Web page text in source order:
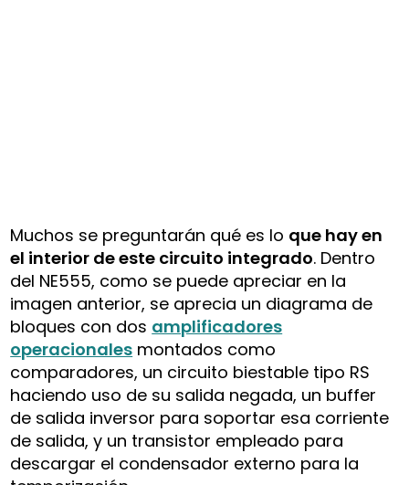
Muchos se preguntarán qué es lo que hay en
el interior de este circuito integrado. Dentro
del NE555, como se puede apreciar en la
imagen anterior, se aprecia un diagrama de
bloques con dos amplificadores
operacionales montados como
comparadores, un circuito biestable tipo RS
haciendo uso de su salida negada, un buffer
de salida inversor para soportar esa corriente
de salida, y un transistor empleado para
descargar el condensador externo para la